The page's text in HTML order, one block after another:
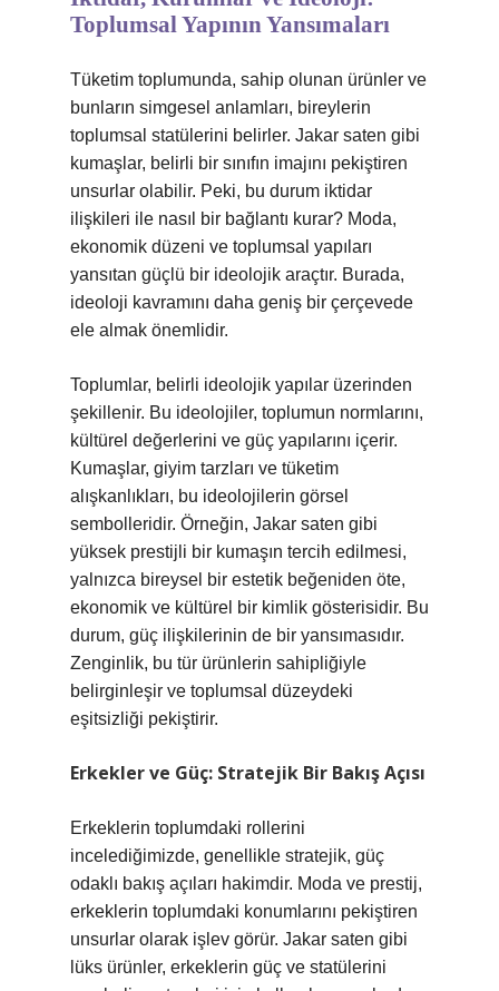
Toplumsal Yapının Yansımaları
Tüketim toplumunda, sahip olunan ürünler ve
bunların simgesel anlamları, bireylerin
toplumsal statülerini belirler. Jakar saten gibi
kumaşlar, belirli bir sınıfın imajını pekiştiren
unsurlar olabilir. Peki, bu durum iktidar
ilişkileri ile nasıl bir bağlantı kurar? Moda,
ekonomik düzeni ve toplumsal yapıları
yansıtan güçlü bir ideolojik araçtır. Burada,
ideoloji kavramını daha geniş bir çerçevede
ele almak önemlidir.
Toplumlar, belirli ideolojik yapılar üzerinden
şekillenir. Bu ideolojiler, toplumun normlarını,
kültürel değerlerini ve güç yapılarını içerir.
Kumaşlar, giyim tarzları ve tüketim
alışkanlıkları, bu ideolojilerin görsel
sembolleridir. Örneğin, Jakar saten gibi
yüksek prestijli bir kumaşın tercih edilmesi,
yalnızca bireysel bir estetik beğeniden öte,
ekonomik ve kültürel bir kimlik gösterisidir. Bu
durum, güç ilişkilerinin de bir yansımasıdır.
Zenginlik, bu tür ürünlerin sahipliğiyle
belirginleşir ve toplumsal düzeydeki
eşitsizliği pekiştirir.
Erkekler ve Güç: Stratejik Bir Bakış Açısı
Erkeklerin toplumdaki rollerini
incelediğimizde, genellikle stratejik, güç
odaklı bakış açıları hakimdir. Moda ve prestij,
erkeklerin toplumdaki konumlarını pekiştiren
unsurlar olarak işlev görür. Jakar saten gibi
lüks ürünler, erkeklerin güç ve statülerini